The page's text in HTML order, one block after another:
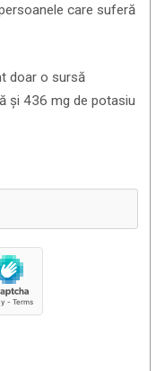
care suferă
doar o sursă
și 436 mg de potasiu